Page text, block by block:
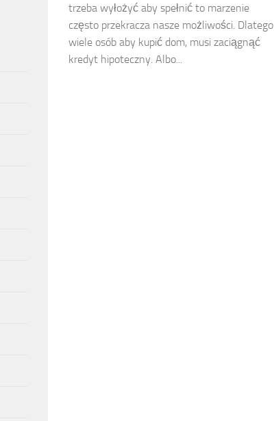
trzeba wyłożyć aby spełnić to marzenie
często przekracza nasze możliwości. Dlatego
wiele osób aby kupić dom, musi zaciągnąć
kredyt hipoteczny. Albo...